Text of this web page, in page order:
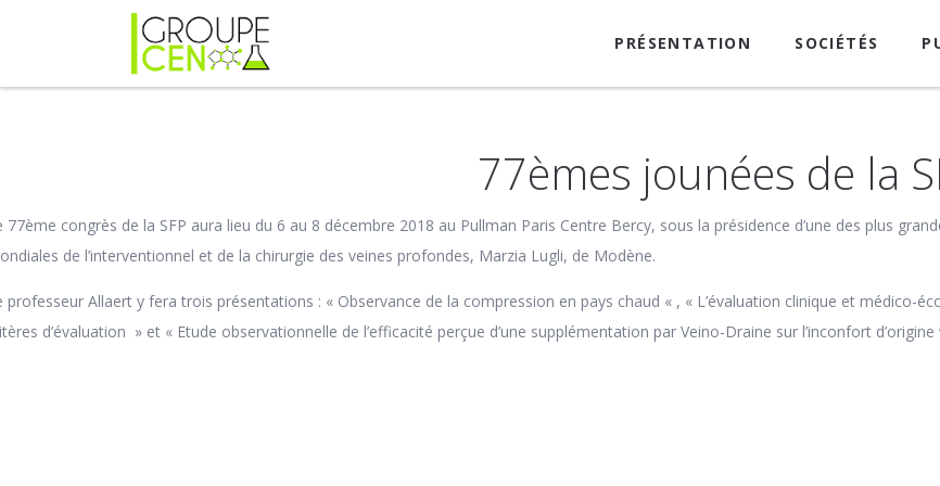
PRÉSENTATION SOCIÉTÉS
77èmes jounées de la
77ème congrès de la SFP aura lieu du 6 au 8 décembre 2018 au Pullman Paris Centre Bercy, sous la présidence d’une des plus
de l’interventionnel et de la chirurgie des veines profondes, Marzia Lugli, de Modène.
professeur Allaert y fera trois présentations : « Observance de la compression en pays chaud « , « L’évaluation clinique et médico-
d’évaluation » et « Etude observationnelle de l’efficacité perçue d’une supplémentation par Veino-Draine sur l’inconfort d’origine